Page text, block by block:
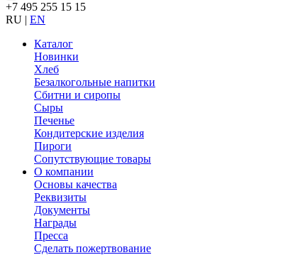
+7 495 255 15 15
RU | EN
Каталог
Новинки
Хлеб
Безалкогольные напитки
Сбитни и сиропы
Сыры
Печенье
Кондитерские изделия
Пироги
Сопутствующие товары
О компании
Основы качества
Реквизиты
Документы
Награды
Пресса
Сделать пожертвование